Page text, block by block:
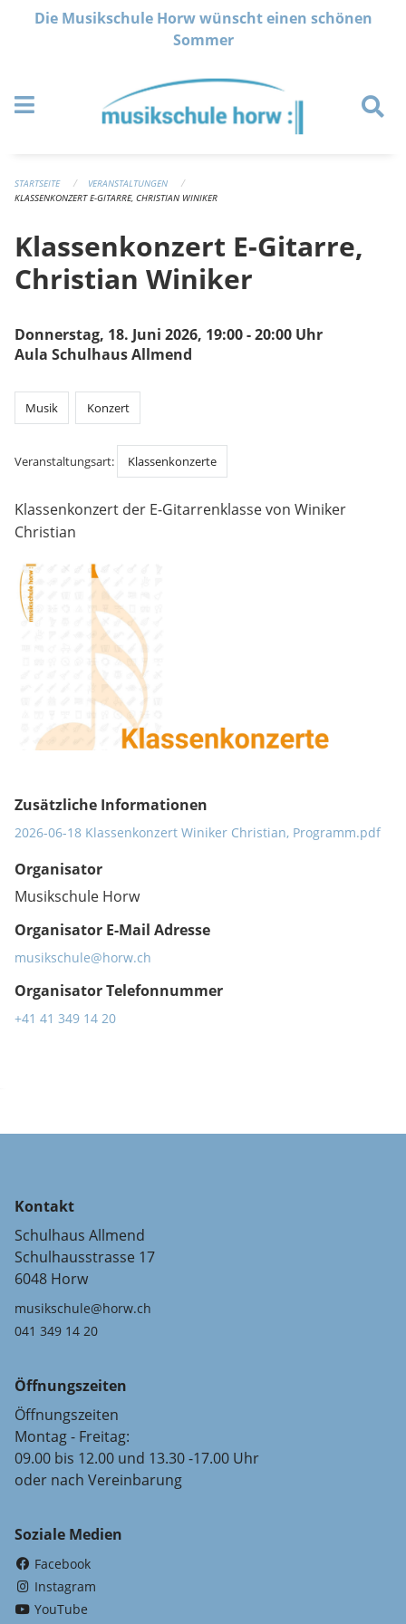
Navigation überspringen
Die Musikschule Horw wünscht einen schönen
Sommer
STARTSEITE
VERANSTALTUNGEN
KLASSENKONZERT E-GITARRE, CHRISTIAN WINIKER
Klassenkonzert E-Gitarre,
Christian Winiker
Donnerstag, 18. Juni 2026, 19:00 - 20:00 Uhr
Aula Schulhaus Allmend
Musik Konzert
Veranstaltungsart: Klassenkonzerte
Klassenkonzert der E-Gitarrenklasse von Winiker
Christian
Zusätzliche Informationen
2026-06-18 Klassenkonzert Winiker Christian, Programm.pdf
Organisator
Musikschule Horw
Organisator E-Mail Adresse
musikschule@horw.ch
Organisator Telefonnummer
+41 41 349 14 20
Kontakt
Schulhaus Allmend
Schulhausstrasse 17
6048 Horw
musikschule@horw.ch
041 349 14 20
Öffnungszeiten
Öffnungszeiten
Montag - Freitag:
09.00 bis 12.00 und 13.30 -17.00 Uhr
oder nach Vereinbarung
Soziale Medien
Facebook
Instagram
YouTube